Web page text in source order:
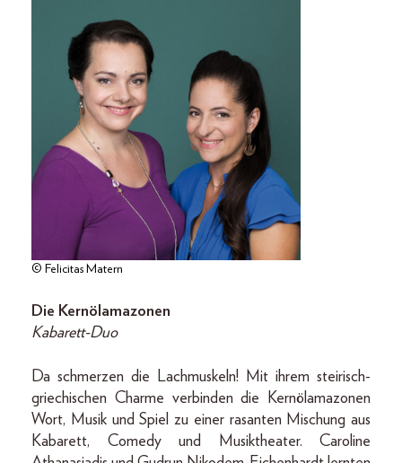
© Felicitas Matern
Die Kernölamazonen
Kabarett-Duo
Da schmerzen die Lachmuskeln! Mit ihrem steirisch-
griechischen Charme verbinden die Kernölamazonen
Wort, Musik und Spiel zu einer rasanten Mischung aus
Kabarett, Comedy und Musiktheater. Caroline